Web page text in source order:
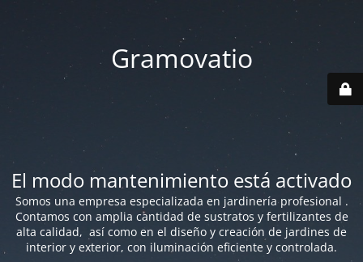
Gramovatio
El modo mantenimiento está activado
Somos una empresa especializada en jardinería profesional .
Contamos con amplia cantidad de sustratos y fertilizantes de
alta calidad, así como en el diseño y creación de jardines de
interior y exterior, con iluminación eficiente y controlada.